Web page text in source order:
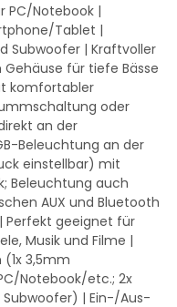
PC/Notebook |
Tablet |
Subwoofer | Kraftvoller
für tiefe Bässe
komfortabler
oder
an der
Beleuchtung an der
einstellbar) mit
Beleuchtung auch
AUX und Bluetooth
Perfekt geeignet für
Musik und Filme |
3,5mm
Notebook/etc.; 2x
| Ein-/Aus-